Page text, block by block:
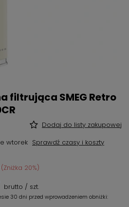
filtrująca SMEG Retro
Dodaj do listy zakupowej
wtorek Sprawdź czasy i koszty
(Zniżka 20%)
brutto / szt.
30 dni przed wprowadzeniem obniżki: